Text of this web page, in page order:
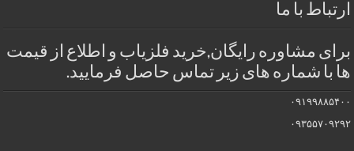
ارتباط با ما
برای مشاوره رایگان,خرید فلزیاب و اطلاع از قیمت
ها با شماره های زیر تماس حاصل فرمایید.
۰۹۱۹۹۸۸۵۴۰۰
۰۹۳۵۵۷۰۹۲۹۲